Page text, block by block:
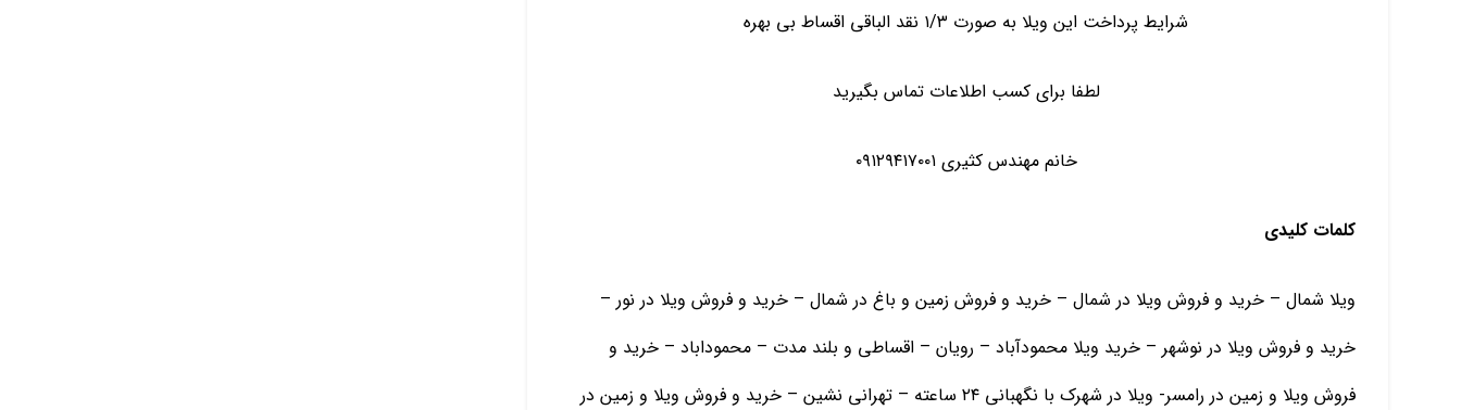
شرایط پرداخت این ویلا به صورت ۱/۳ نقد الباقی اقساط بی بهره
لطفا برای کسب اطلاعات تماس بگیرید
خانم مهندس کثیری ۰۹۱۲۹۴۱۷۰۰۱
کلمات کلیدی
ویلا شمال – خرید و فروش ویلا در شمال – خرید و فروش زمین و باغ در شمال – خرید و فروش ویلا در نور –
خرید و فروش ویلا در نوشهر – خرید ویلا محمودآباد – رویان – اقساطی و بلند مدت – محموداباد – خرید و
فروش ویلا و زمین در رامسر- ویلا در شهرک با نگهبانی ۲۴ ساعته – تهرانی نشین – خرید و فروش ویلا و زمین در